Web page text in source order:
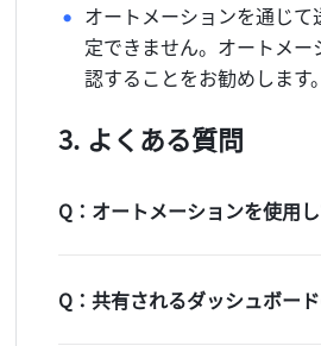
オートメーションを通じ
定できません。オートメ
認することをお勧めします。
よくある質問
Q：オートメーションを使用
Q：共有されるダッシュボー